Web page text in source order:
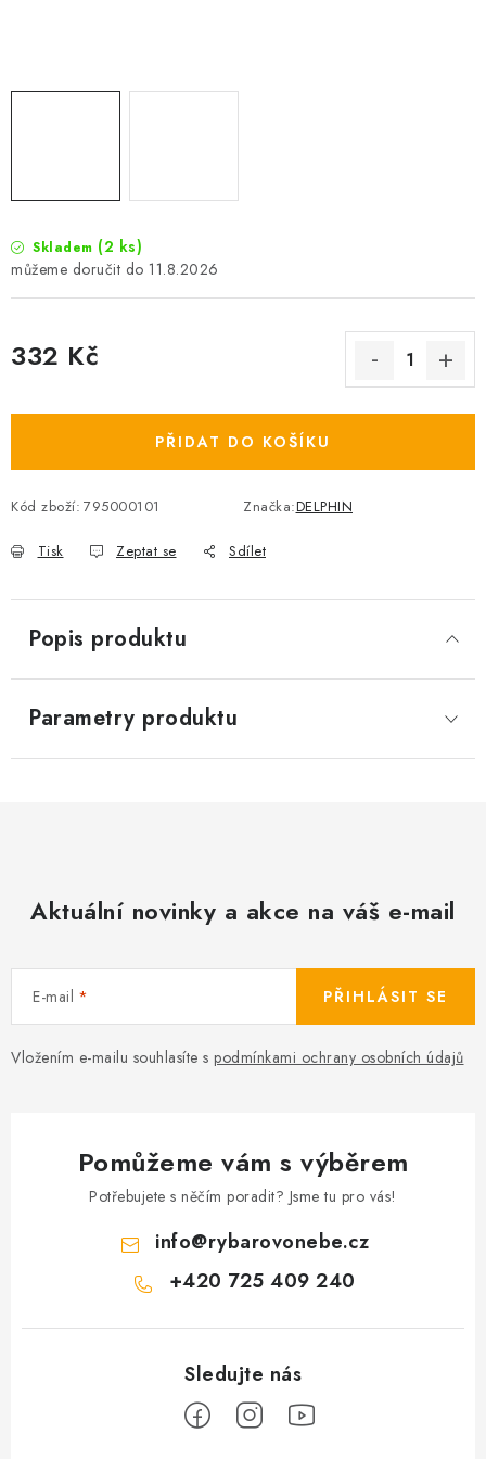
Péče o rybu
Lov s lodí
Skladem (2 ks)
11.8.2026
332 Kč
PŘIDAT DO KOŠÍKU
Kód zboží: 795000101 Značka:DELPHIN
Tisk Zeptat se Sdílet
Popis produktu
Parametry produktu
Aktuální novinky a akce na váš e-mail
E-mail
Vložením e-mailu souhlasíte s podmínkami ochrany osobních údajů
PŘIHLÁSIT SE
Pomůžeme vám s výběrem
Potřebujete s něčím poradit? Jsme tu pro vás!
info@rybarovonebe.cz
+420 725 409 240